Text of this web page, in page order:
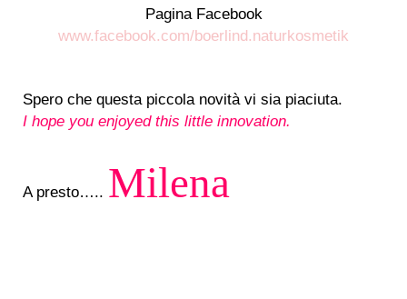
Pagina Facebook
www.facebook.com/boerlind.naturkosmetik
Spero che questa piccola novità vi sia piaciuta.
I hope you enjoyed this little innovation.
A presto….. Milena